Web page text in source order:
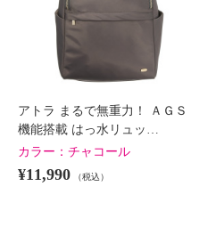
アトラ まるで無重力！ ＡＧＳ機
能搭載 はっ水リュック
¥0
アトラ まるで無重力！ ＡＧＳ
機能搭載 はっ水リュッ…
カラー： チャコール
¥11,990 （税込）